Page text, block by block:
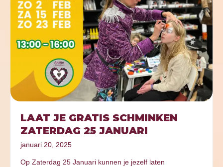
LAAT JE GRATIS SCHMINKEN
ZATERDAG 25 JANUARI
januari 20, 2025
Op Zaterdag 25 Januari kunnen je jezelf laten